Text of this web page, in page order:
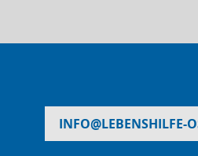
INFO@LEBENSHILFE-